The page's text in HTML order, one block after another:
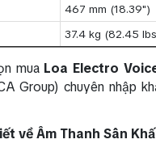
467 mm (18.39")
37.4 kg (82.45
mua Loa Electro
Group) chuyên nhập
về Âm Thanh Sân